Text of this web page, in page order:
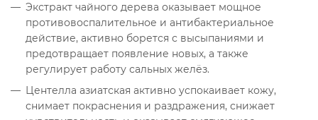
Экстракт чайного дерева оказывает мощное
противовоспалительное и антибактериальное
действие, активно борется с высыпаниями и
предотвращает появление новых, а также
регулирует работу сальных желёз.
Центелла азиатская активно успокаивает кожу,
снимает покраснения и раздражения, снижает